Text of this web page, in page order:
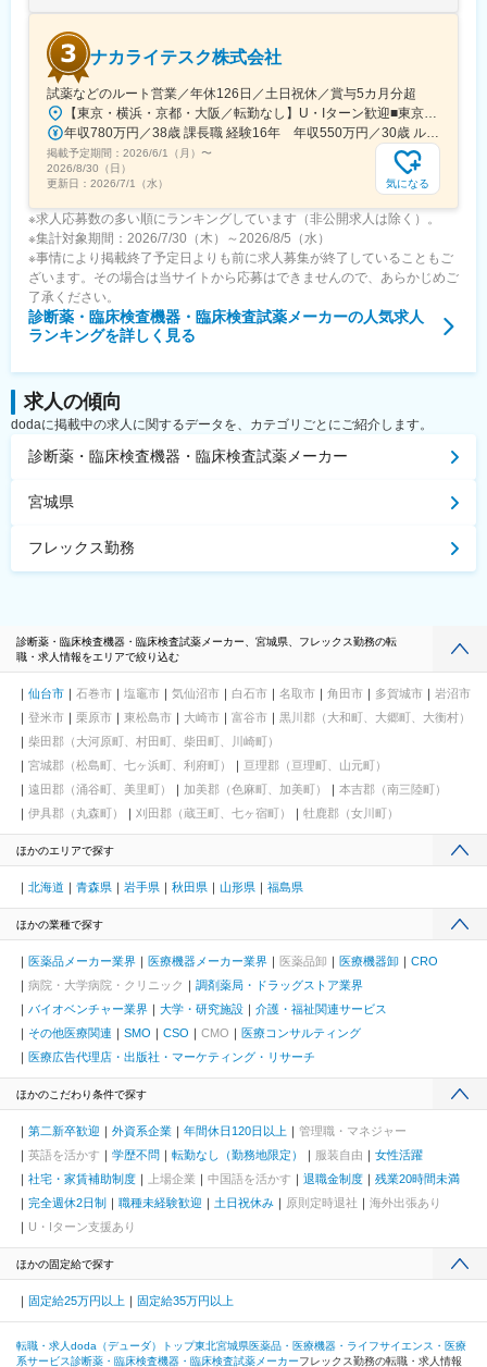
ナカライテスク株式会社
試薬などのルート営業／年休126日／土日祝休／賞与5カ月分超
【東京・横浜・京都・大阪／転勤なし】U・Iターン歓迎■東京営業所東京都新宿区百人町2-19-13＜アクセス＞JR「新大久保駅」から徒歩6分■横浜営業所神奈川県横浜市中区太田町6-84-2 大樹生命横浜桜木町ビル1F＜アクセス＞横浜高速鉄道「馬車道駅」から徒歩3分JR「桜木町駅」から徒歩7分■本社営業所（京都市）京都市中京区二条通烏丸西入東玉屋町498＜アクセス＞地下鉄 烏丸線「烏丸御池駅」から徒歩5分■大阪営業所大阪府吹田市出口町4-1＜アクセス＞JR「吹田駅」から徒歩8分※原則、転居を伴う転勤はありません。※受動喫煙対策：屋内全面禁煙（屋上に喫煙スペースあり）
年収780万円／38歳 課長職 経験16年 年収550万円／30歳 ルート営業職 経験8年
掲載予定期間： 2026/6/1（月） 〜
2026/8/30（日）
更新日： 2026/7/1（水） 気になる
※求人応募数の多い順にランキングしています（非公開求人は除く）。
※集計対象期間：2026/7/30（木）～2026/8/5（水）
※事情により掲載終了予定日よりも前に求人募集が終了していることもご
ざいます。その場合は当サイトから応募はできませんので、あらかじめご
了承ください。
診断薬・臨床検査機器・臨床検査試薬メーカーの人気求人
ランキングを詳しく見る
求人の傾向
dodaに掲載中の求人に関するデータを、カテゴリごとにご紹介します。
診断薬・臨床検査機器・臨床検査試薬メーカー
宮城県
フレックス勤務
診断薬・臨床検査機器・臨床検査試薬メーカー、宮城県、フレックス勤務の転
職・求人情報をエリアで絞り込む
仙台市 石巻市 塩竈市 気仙沼市 白石市 名取市 角田市 多賀城市
岩沼市
登米市
栗原市 東松島市 大崎市 富谷市
黒川郡（大和町、大郷町、大衡村）
柴田郡（大河原町、村田町、柴田町、川崎町）
宮城郡（松島町、七ヶ浜町、利府町）
亘理郡（亘理町、山元町）
遠田郡（涌谷町、美里町）
加美郡（色麻町、加美町）
本吉郡（南三陸町）
伊具郡（丸森町）
刈田郡（蔵王町、七ヶ宿町） 牡鹿郡（女川町）
ほかのエリアで探す
北海道 青森県 岩手県 秋田県 山形県 福島県
ほかの業種で探す
医薬品メーカー業界 医療機器メーカー業界 医薬品卸 医療機器卸
CRO
病院・大学病院・クリニック
調剤薬局・ドラッグストア業界
バイオベンチャー業界
大学・研究施設
介護・福祉関連サービス
その他医療関連
SMO CSO CMO
医療コンサルティング
医療広告代理店・出版社・マーケティング・リサーチ
ほかのこだわり条件で探す
第二新卒歓迎 外資系企業 年間休日120日以上
管理職・マネジャー
英語を活かす
学歴不問 転勤なし（勤務地限定） 服装自由
女性活躍
社宅・家賃補助制度
上場企業 中国語を活かす 退職金制度
残業20時間未満
完全週休2日制
職種未経験歓迎 土日祝休み 原則定時退社
海外出張あり
U・Iターン支援あり
ほかの固定給で探す
固定給25万円以上 固定給35万円以上
転職・求人doda（デューダ）トップ東北宮城県医薬品・医療機器・ライフサイエンス・医療
系サービス診断薬・臨床検査機器・臨床検査試薬メーカーフレックス勤務の転職・求人情報